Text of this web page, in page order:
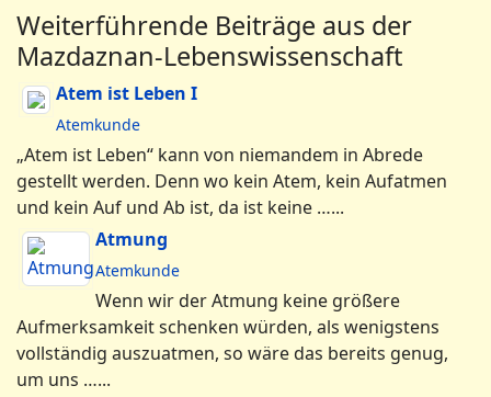
Weiterführende Beiträge aus der
Mazdaznan-Lebenswissenschaft
Atem ist Leben I
Atemkunde
„Atem ist Leben“ kann von niemandem in Abrede
gestellt werden. Denn wo kein Atem, kein Aufatmen
und kein Auf und Ab ist, da ist keine …...
Atmung
Atemkunde
Wenn wir der Atmung keine größere
Aufmerksamkeit schenken würden, als wenigstens
vollständig auszuatmen, so wäre das bereits genug,
um uns …...